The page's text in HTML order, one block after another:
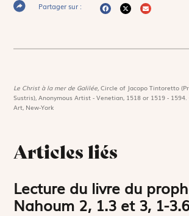
Partager sur :
Le Christ à la mer de Galilée,Circle of Jacopo Tintoretto
Sustris), Anonymous Artist - Venetian, 1518 or 1519 -
Art, New-York
Articles liés
Lecture du livre du
Nahoum 2, 1.3 et 3, 1-